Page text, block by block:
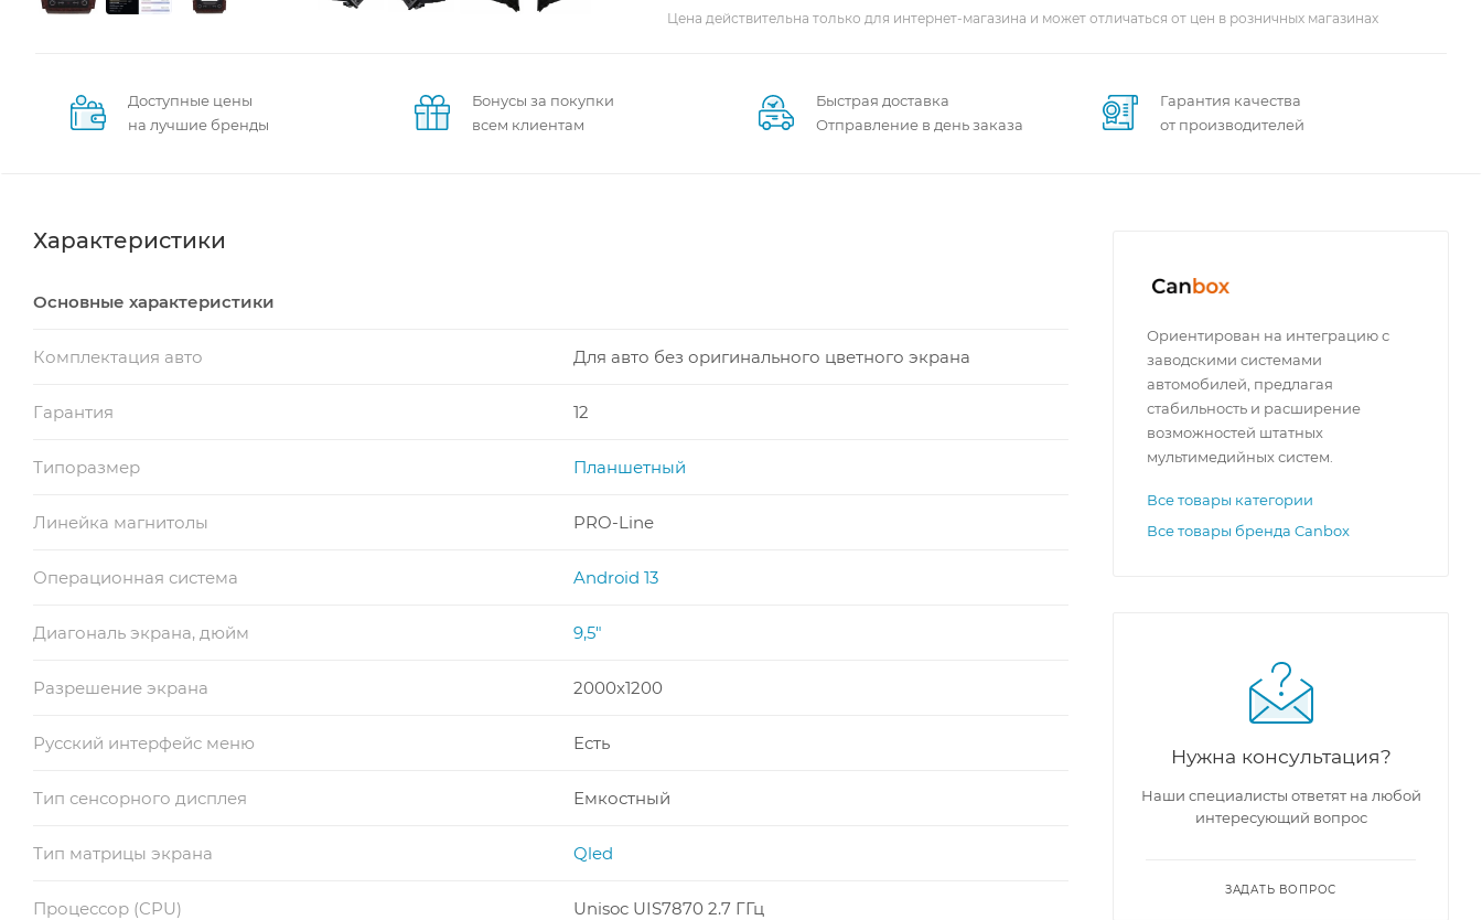
Цена действительна только для интернет-магазина и может отличаться от цен в розничных магазинах
Доступные цены
на лучшие бренды
Бонусы за покупки
всем клиентам
Быстрая доставка
Отправление в день заказа
Гарантия качества
от производителей
Характеристики
Основные характеристики
Комплектация авто Для авто без оригинального цветного экрана
Гарантия 12
Типоразмер Планшетный
Линейка магнитолы PRO-Line
Операционная система Android 13
Диагональ экрана, дюйм 9,5"
Разрешение экрана 2000x1200
Русский интерфейс меню Есть
Тип сенсорного дисплея Емкостный
Тип матрицы экрана Qled
Процессор (CPU) Unisoc UIS7870 2.7 ГГц
Ориентирован на интеграцию с
заводскими системами
автомобилей, предлагая
стабильность и расширение
возможностей штатных
мультимедийных систем.
Все товары категории
Все товары бренда Canbox
Нужна консультация?
Наши специалисты ответят на любой
интересующий вопрос
ЗАДАТЬ ВОПРОС